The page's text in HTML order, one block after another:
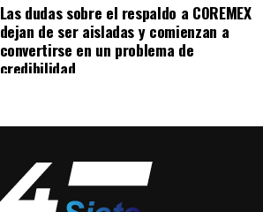
Las dudas sobre el respaldo a COREMEX
dejan de ser aisladas y comienzan a
convertirse en un problema de
credibilidad